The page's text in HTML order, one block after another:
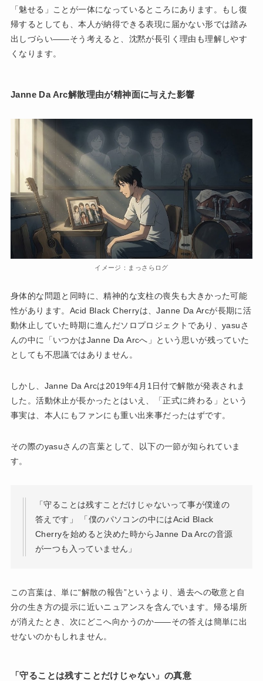
「魅せる」ことが一体になっているところにあります。もし復
帰するとしても、本人が納得できる表現に届かない形では踏み
出しづらい——そう考えると、沈黙が長引く理由も理解しやす
くなります。
Janne Da Arc解散理由が精神面に与えた影響
イメージ：まっさらログ
身体的な問題と同時に、精神的な支柱の喪失も大きかった可能
性があります。Acid Black Cherryは、Janne Da Arcが長期に活
動休止していた時期に進んだソロプロジェクトであり、yasuさ
んの中に「いつかはJanne Da Arcへ」という思いが残っていた
としても不思議ではありません。
しかし、Janne Da Arcは2019年4月1日付で解散が発表されま
した。活動休止が長かったとはいえ、「正式に終わる」という
事実は、本人にもファンにも重い出来事だったはずです。
その際のyasuさんの言葉として、以下の一節が知られていま
す。
「守ることは残すことだけじゃないって事が僕達の
答えです」 「僕のパソコンの中にはAcid Black
Cherryを始めると決めた時からJanne Da Arcの音源
が一つも入っていません」
この言葉は、単に“解散の報告”というより、過去への敬意と自
分の生き方の提示に近いニュアンスを含んでいます。帰る場所
が消えたとき、次にどこへ向かうのか——その答えは簡単に出
せないのかもしれません。
「守ることは残すことだけじゃない」の真意